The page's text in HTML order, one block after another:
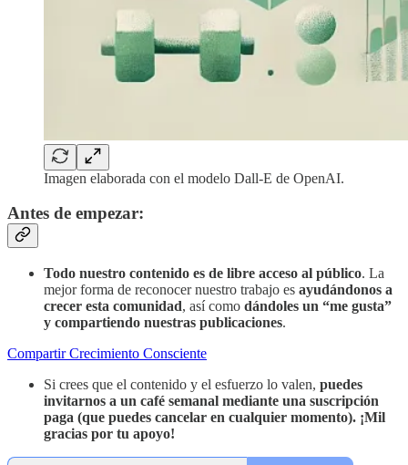
Imagen elaborada con el modelo Dall-E de OpenAI.
Antes de empezar:
Todo nuestro contenido es de libre acceso al público. La
mejor forma de reconocer nuestro trabajo es ayudándonos a
crecer esta comunidad, así como dándoles un “me gusta”
y compartiendo nuestras publicaciones.
Compartir Crecimiento Consciente
Si crees que el contenido y el esfuerzo lo valen, puedes
invitarnos a un café semanal mediante una suscripción
paga (que puedes cancelar en cualquier momento). ¡Mil
gracias por tu apoyo!